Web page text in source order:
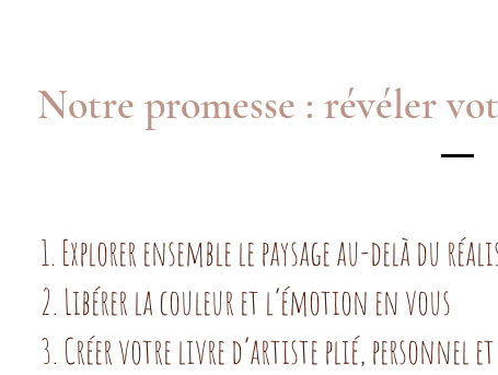
Notre promesse : révéler
1. Explorer ensemble le paysage au-delà du
2. Libérer la couleur et l’émotion en vous
3. Créer votre livre d’artiste plié, personnel